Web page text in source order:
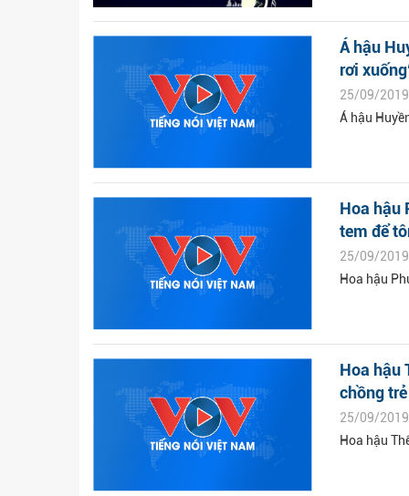
Á hậu
rơi
25/09/
Á hậu
Hoa hậu
tem để
25/09/
Hoa hậu
Hoa hậu
chồng trẻ
25/09/
Hoa hậu